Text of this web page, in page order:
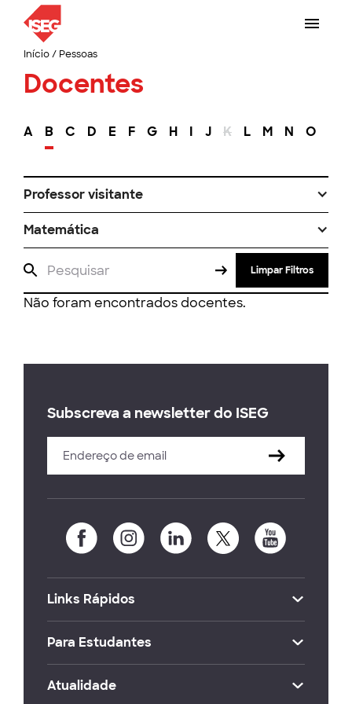
Início/ Pessoas
Docentes
A B C D E F G H I J K L M N O
Professor visitante
Matemática
Limpar Filtros
Não foram encontrados docentes.
Subscreva a newsletter do ISEG
Links Rápidos
Para Estudantes
Atualidade